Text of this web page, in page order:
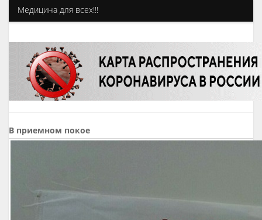
Медицина для всех!!!
В приемном покое